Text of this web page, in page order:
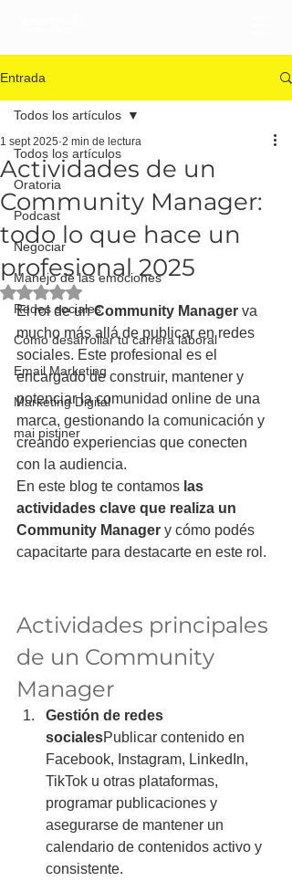
Entrada
Todos los artículos
Oratoria
Podcast
Negociar
Manejo de las emociones
Redes sociales
Cómo desarrollar tu carrera laboral
Email Marketing
Marketing Digital
mai pistiner
Todos los artículos
Actividades de un
Community Manager:
todo lo que hace un
profesional 2025
1 sept 2025 2 min de lectura
Obtuvo NaN de 5 estrellas.
El rol de un Community Manager va
mucho más allá de publicar en redes
sociales. Este profesional es el
encargado de construir, mantener y
potenciar la comunidad online de una
marca, gestionando la comunicación y
creando experiencias que conecten
con la audiencia.
En este blog te contamos las
actividades clave que realiza un
Community Manager y cómo podés
capacitarte para destacarte en este rol.
Actividades principales
de un Community
Manager
Gestión de redes
socialesPublicar contenido en
Facebook, Instagram, LinkedIn,
TikTok u otras plataformas,
programar publicaciones y
asegurarse de mantener un
calendario de contenidos activo y
consistente.